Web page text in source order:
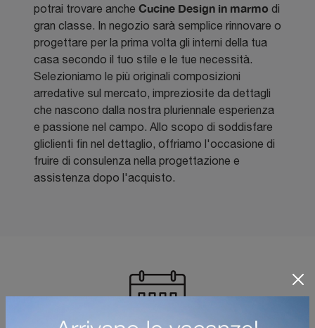
potrai trovare anche Cucine Design in marmo di
gran classe. In negozio sarà semplice rinnovare o
progettare per la prima volta gli interni della tua
casa secondo il tuo stile e le tue necessità.
Selezioniamo le più originali composizioni
arredative sul mercato, impreziosite da dettagli
che nascono dalla nostra pluriennale esperienza
e passione nel campo. Allo scopo di soddisfare
gliclienti fin nel dettaglio, offriamo l'occasione di
fruire di consulenza nella progettazione e
assistenza dopo l'acquisto.